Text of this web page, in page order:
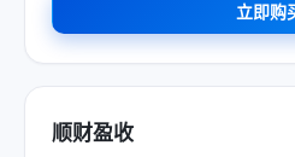
立即购
顺财盈收